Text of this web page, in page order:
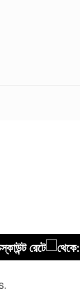
রেটে থেকে: